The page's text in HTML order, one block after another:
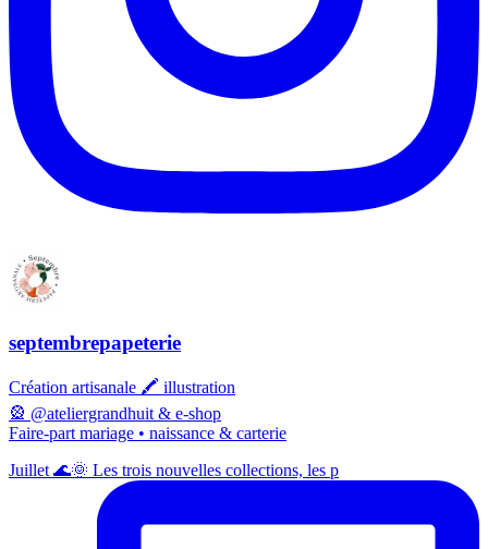
septembrepapeterie
Création artisanale 🖍️ illustration
🎡 @ateliergrandhuit & e-shop
Faire-part mariage • naissance & carterie
Juillet 🌊🌞 Les trois nouvelles collections, les p